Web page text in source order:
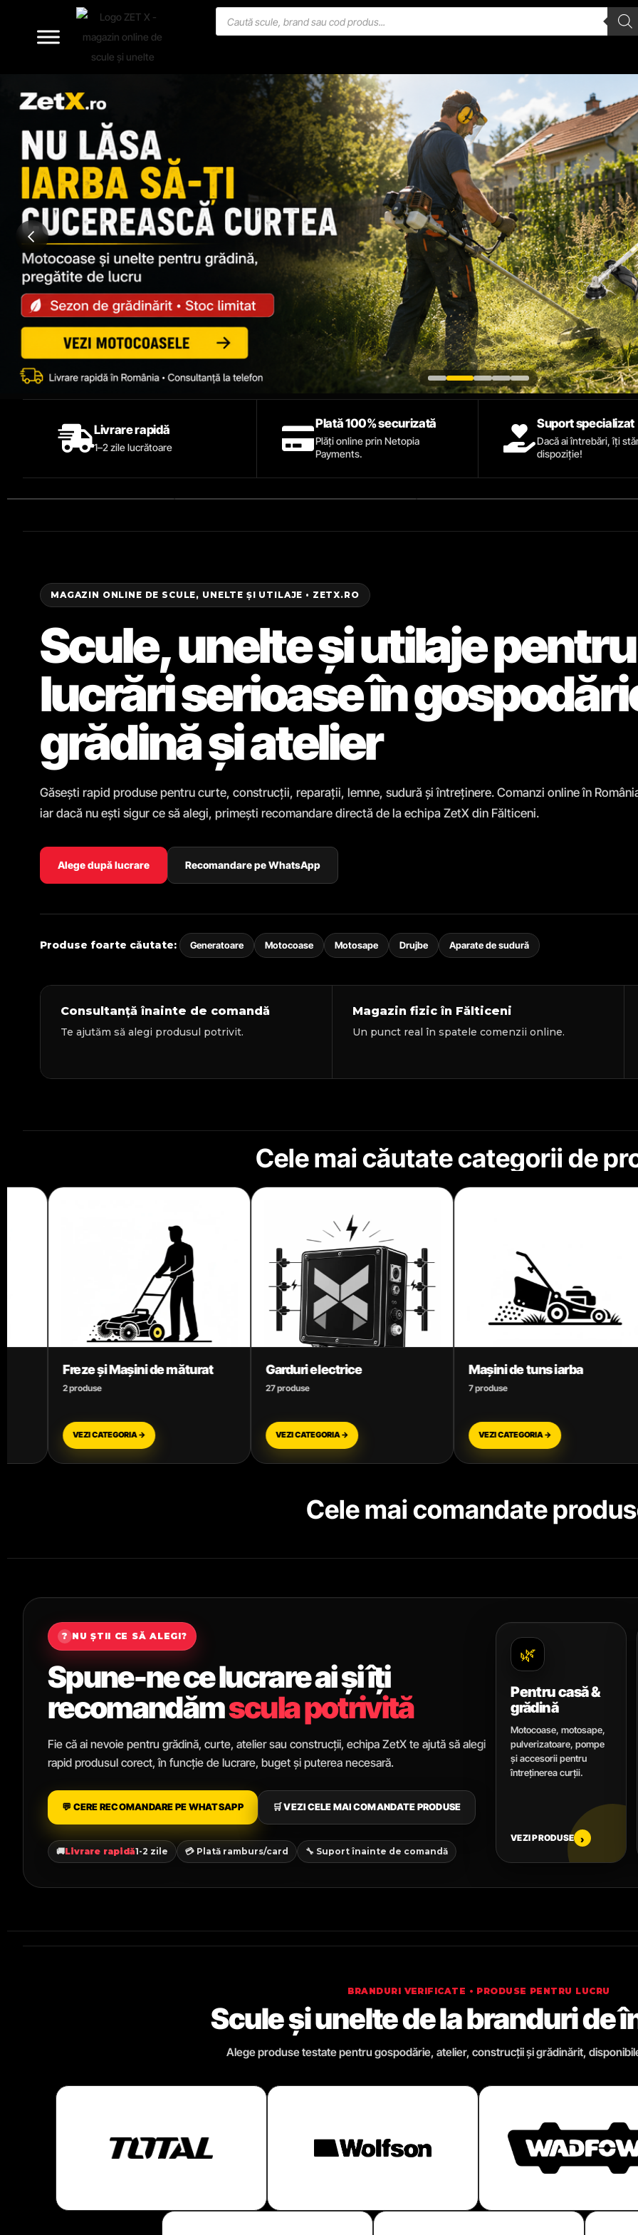
Livrare rapidă
1–2 zile lucrătoare
Plată 100% securizată
Plăți online prin Netopia
Payments.
Suport specializat
Dacă ai întrebări, îți
dispoziție!
MAGAZIN ONLINE DE SCULE, UNELTE ȘI UTILAJE • ZETX.RO
Scule, unelte și utilaje pentru
lucrări serioase în
grădină și atelier
Găsești rapid produse pentru curte, construcții, reparații, lemne, sudură și întreținere. Comanzi online în
iar dacă nu ești sigur ce să alegi, primești recomandare directă de la echipa ZetX din Fălticeni.
Alege după lucrare Recomandare pe WhatsApp
Produse foarte căutate: Generatoare Motocoase Motosape Drujbe Aparate de sudură
Consultanță înainte de comandă
Te ajutăm să alegi produsul potrivit.
Magazin fizic în Fălticeni
Un punct real în spatele comenzii online.
Cele mai căutate categorii de
Garduri electrice
VEZI CATEGORIA →
Mașini de tuns iarba
VEZI CATEGORIA →
Mori electrice și
VEZI CATEGORIA →
Cele mai comandate
? NU ȘTII CE SĂ ALEGI?
Spune-ne ce lucrare ai și îți
recomandămscula potrivită
Fie că ai nevoie pentru grădină, curte, atelier sau construcții, echipa ZetX te ajută să alegi
rapid produsul corect, în funcție de lucrare, buget și puterea necesară.
💬 CERE RECOMANDARE PE WHATSAPP 🛒 VEZI CELE MAI COMANDATE PRODUSE
🚚Livrare rapidă1-2 zile 💳 Plată ramburs/card 🔧 Suport înainte de comandă
🌿
Pentru casă &
grădină
Motocoase, motosape,
pulverizatoare, pompe
și accesorii pentru
întreținerea curții.
VEZI PRODUSE ›
BRANDURI VERIFICATE • PRODUSE PENTRU LUCRU
Scule și unelte de la branduri de
Alege produse testate pentru gospodărie, atelier, construcții și grădinărit,